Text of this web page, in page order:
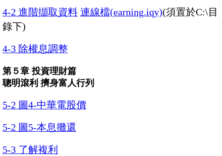
4-2 進階擷取資料 連線檔(earning.iqy)(須置於C:\目
錄下)
4-3 除權息調整
第５章 投資理財篇
聰明滾利 擠身富人行列
5-2 圖4-中華電股價
5-2 圖5-本息攤還
5-3 了解複利